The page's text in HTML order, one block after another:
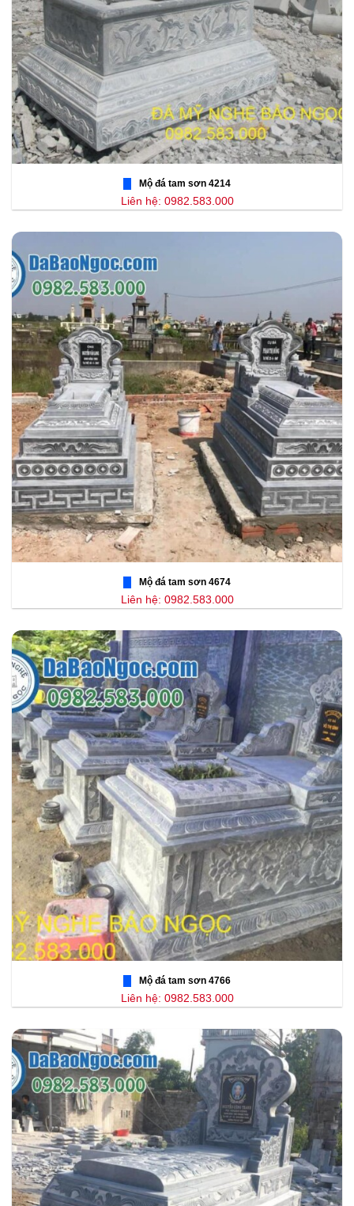
Mộ đá tam sơn 4214
Liên hệ: 0982.583.000
Mộ đá tam sơn 4674
Liên hệ: 0982.583.000
Mộ đá tam sơn 4766
Liên hệ: 0982.583.000